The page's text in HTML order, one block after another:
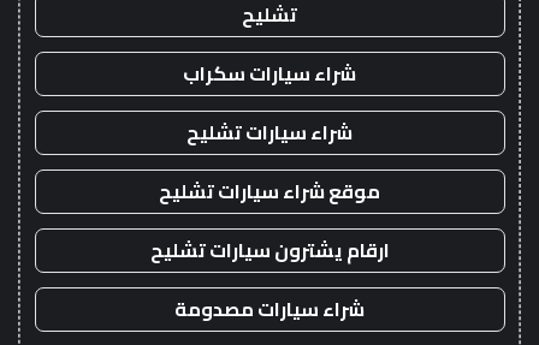
تشليح
شراء سيارات سكراب
شراء سيارات تشليح
موقع شراء سيارات تشليح
ارقام يشترون سيارات تشليح
شراء سيارات مصدومة